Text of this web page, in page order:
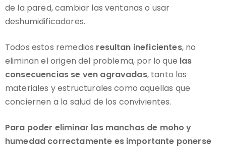
de la pared, cambiar las ventanas o usar
deshumidificadores.
Todos estos remedios resultan ineficientes, no
eliminan el origen del problema, por lo que las
consecuencias se ven agravadas, tanto las
materiales y estructurales como aquellas que
conciernen a la salud de los convivientes.
Para poder eliminar las manchas de moho y
humedad correctamente es importante ponerse